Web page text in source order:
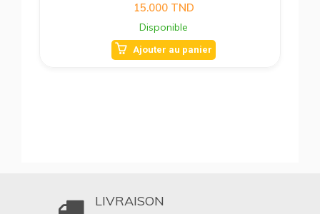
15.000TND
Disponible
Ajouter au panier
LIVRAISON